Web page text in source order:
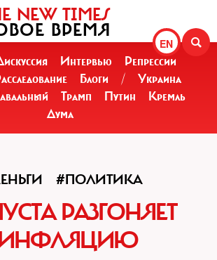
EN
NEW TIMES
ВРЕМЯ
Интервью
Репрессии
Блоги /
Украина
Трамп Путин
Кремль
Дума
#ПОЛИТИКА
РАЗГОНЯЕТ